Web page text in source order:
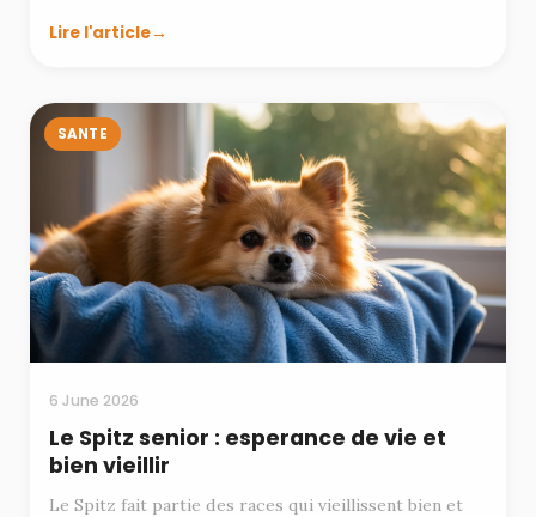
Lire l'article
SANTE
6 June 2026
Le Spitz senior : esperance de vie et
bien vieillir
Le Spitz fait partie des races qui vieillissent bien et